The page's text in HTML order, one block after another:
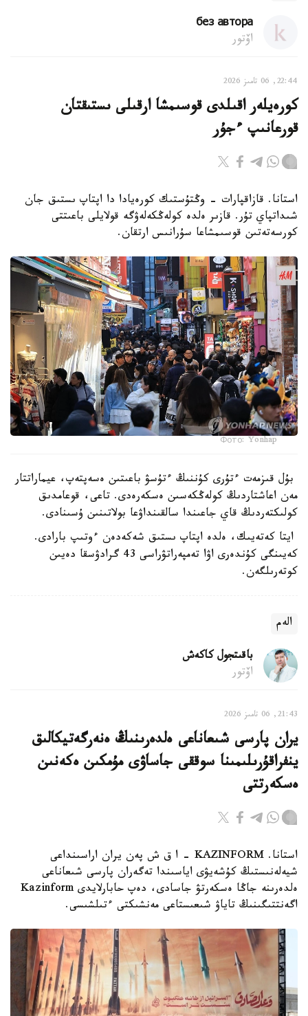
без автора
اۆتور
22:44, 06 تامىز 2026
كورەيلەر اقىلدى قوسىمشا ارقىلى ىستىقتان
قورعانىپ ءجۇر
استانا. قازاقپارات - وڭتۇستىك كورەيادا دا اپتاپ ىستىق جان
شىداتپاي تۇر. قازىر ەلدە كولەڭكەلەۋگە قولايلى باعىتتى
كورسەتەتىن قوسىمشاعا سۇرانىس ارتقان.
Фото: Yonhap
بۇل قىزمەت ءتۇرى كۇننىڭ ءتۇسۋ باعىتىن ەسەپتەپ، عيماراتتار
مەن اعاشتاردىڭ كولەڭكەسىن ەسكەرەدى. تاعى، قوعامدىق
كولىكتەردىڭ قاي جاعىندا سالقىنداۋعا بولاتىنىن ۇسىنادى.
ايتا كەتەيىك، ەلدە اپتاپ ىستىق شەكەدەن ءوتىپ بارادى.
كەيىنگى كۇندەرى اۋا تەمپەراتۋراسى 43 گرادۋسقا دەيىن
كوتەرىلگەن.
الەم
باقىتجول كاكەش
اۆتور
21:43, 06 تامىز 2026
يران پارسى شىعاناعى ەلدەرىنىڭ ەنەرگەتيكالىق
ينفراقۇرىلىمىنا سوققى جاساۋى مۇمكىن ەكەنىن
ەسكەرتتى
استانا. KAZINFORM - ا ق ش پەن يران اراسىنداعى
شيەلەنىستىڭ كۇشەيۋى اياسىندا تەگەران پارسى شىعاناعى
ەلدەرىنە جاڭا ەسكەرتۋ جاسادى، دەپ حابارلايدى Kazinform
اگەنتتىگىنىڭ تاياۋ شىعىستاعى مەنشىكتى ءتىلشىسى.